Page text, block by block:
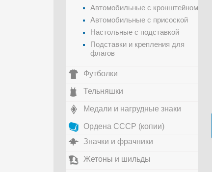
Автомобильные с кронштейном
Автомобильные с присоской
Настольные с подставкой
Подставки и крепления для
флагов
Футболки
Тельняшки
Медали и нагрудные знаки
Ордена СССР (копии)
Значки и фрачники
Жетоны и шильды